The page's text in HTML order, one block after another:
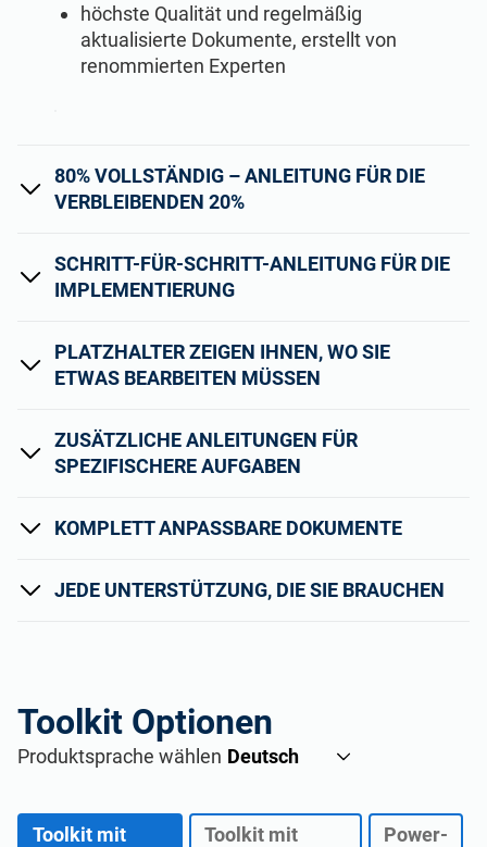
höchste Qualität und regelmäßig
aktualisierte Dokumente, erstellt von
renommierten Experten
80% VOLLSTÄNDIG – ANLEITUNG FÜR DIE
VERBLEIBENDEN 20%
SCHRITT-FÜR-SCHRITT-ANLEITUNG FÜR DIE
IMPLEMENTIERUNG
PLATZHALTER ZEIGEN IHNEN, WO SIE
ETWAS BEARBEITEN MÜSSEN
ZUSÄTZLICHE ANLEITUNGEN FÜR
SPEZIFISCHERE AUFGABEN
KOMPLETT ANPASSBARE DOKUMENTE
JEDE UNTERSTÜTZUNG, DIE SIE BRAUCHEN
Toolkit Optionen
Produktsprache wählen
Toolkit mit
Toolkit mit
Power-